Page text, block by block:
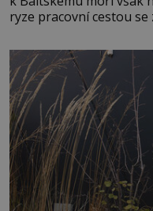
ryze pracovní cestou se
lotyšské Rigy?
zednářské lóže. Nebyl
protože do zednářské